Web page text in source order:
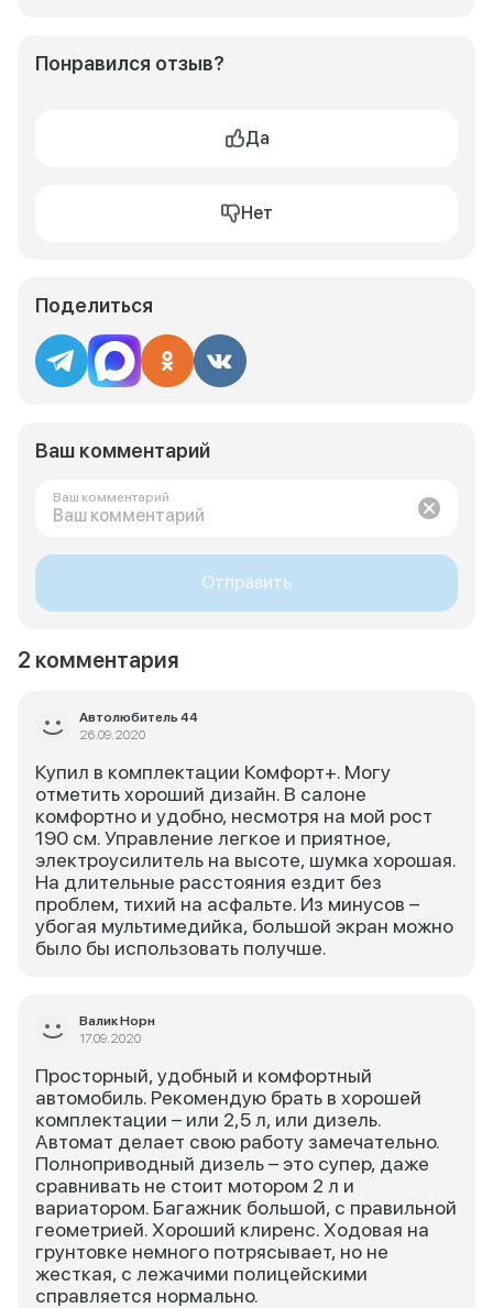
Понравился отзыв?
Да
Нет
Поделиться
Ваш комментарий
Ваш комментарий
Отправить
2 комментария
Автолюбитель 44
26.09.2020
Купил в комплектации Комфорт+. Могу
отметить хороший дизайн. В салоне
комфортно и удобно, несмотря на мой рост
190 см. Управление легкое и приятное,
электроусилитель на высоте, шумка хорошая.
На длительные расстояния ездит без
проблем, тихий на асфальте. Из минусов –
убогая мультимедийка, большой экран можно
было бы использовать получше.
Валик Норн
17.09.2020
Просторный, удобный и комфортный
автомобиль. Рекомендую брать в хорошей
комплектации – или 2,5 л, или дизель.
Автомат делает свою работу замечательно.
Полноприводный дизель – это супер, даже
сравнивать не стоит мотором 2 л и
вариатором. Багажник большой, с правильной
геометрией. Хороший клиренс. Ходовая на
грунтовке немного потрясывает, но не
жесткая, с лежачими полицейскими
справляется нормально.